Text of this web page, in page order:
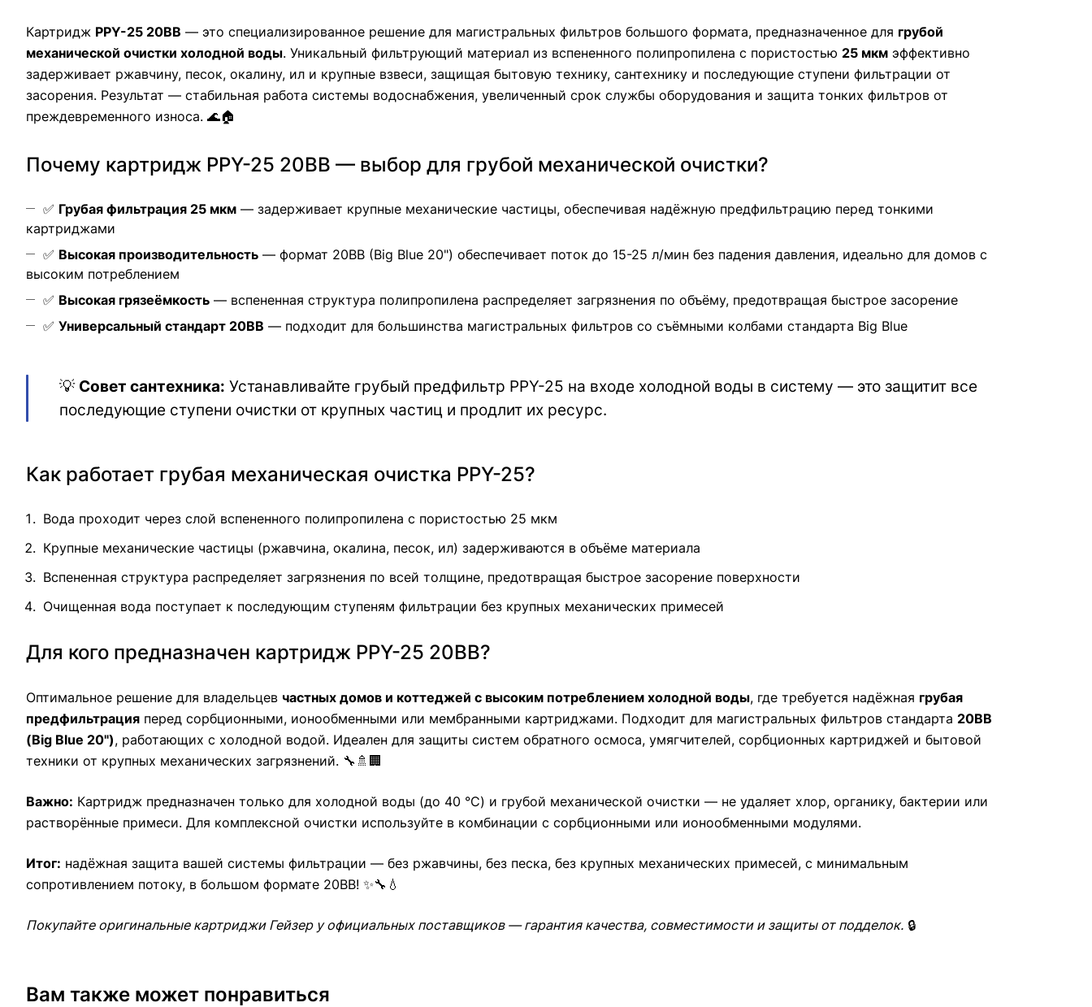
Картридж PPY-25 20ВВ — это специализированное решение для магистральных фильтров большого формата, предназначенное для грубой
механической очистки холодной воды. Уникальный фильтрующий материал из вспененного полипропилена с пористостью 25 мкм эффективно
задерживает ржавчину, песок, окалину, ил и крупные взвеси, защищая бытовую технику, сантехнику и последующие ступени фильтрации от
засорения. Результат — стабильная работа системы водоснабжения, увеличенный срок службы оборудования и защита тонких фильтров от
преждевременного износа. 🌊🏠
Почему картридж PPY-25 20ВВ — выбор для грубой механической очистки?
✅ Грубая фильтрация 25 мкм — задерживает крупные механические частицы, обеспечивая надёжную предфильтрацию перед тонкими
картриджами
✅ Высокая производительность — формат 20ВВ (Big Blue 20") обеспечивает поток до 15-25 л/мин без падения давления, идеально для домов с
высоким потреблением
✅ Высокая грязеёмкость — вспененная структура полипропилена распределяет загрязнения по объёму, предотвращая быстрое засорение
✅ Универсальный стандарт 20ВВ — подходит для большинства магистральных фильтров со съёмными колбами стандарта Big Blue
💡 Совет сантехника: Устанавливайте грубый предфильтр PPY-25 на входе холодной воды в систему — это защитит все
последующие ступени очистки от крупных частиц и продлит их ресурс.
Как работает грубая механическая очистка PPY-25?
Вода проходит через слой вспененного полипропилена с пористостью 25 мкм
Крупные механические частицы (ржавчина, окалина, песок, ил) задерживаются в объёме материала
Вспененная структура распределяет загрязнения по всей толщине, предотвращая быстрое засорение поверхности
Очищенная вода поступает к последующим ступеням фильтрации без крупных механических примесей
Для кого предназначен картридж PPY-25 20ВВ?
Оптимальное решение для владельцев частных домов и коттеджей с высоким потреблением холодной воды, где требуется надёжная грубая
предфильтрация перед сорбционными, ионообменными или мембранными картриджами. Подходит для магистральных фильтров стандарта 20ВВ
(Big Blue 20"), работающих с холодной водой. Идеален для защиты систем обратного осмоса, умягчителей, сорбционных картриджей и бытовой
техники от крупных механических загрязнений. 🔧🚿🏢
Важно: Картридж предназначен только для холодной воды (до 40 °C) и грубой механической очистки — не удаляет хлор, органику, бактерии или
растворённые примеси. Для комплексной очистки используйте в комбинации с сорбционными или ионообменными модулями.
Итог: надёжная защита вашей системы фильтрации — без ржавчины, без песка, без крупных механических примесей, с минимальным
сопротивлением потоку, в большом формате 20ВВ! ✨🔧💧
Покупайте оригинальные картриджи Гейзер у официальных поставщиков — гарантия качества, совместимости и защиты от подделок. 🔒
Вам также может понравиться